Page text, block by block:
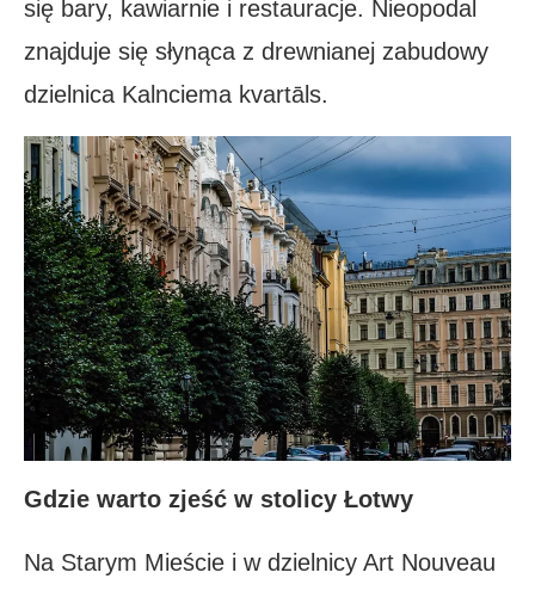
się bary, kawiarnie i restauracje. Nieopodal
znajduje się słynąca z drewnianej zabudowy
dzielnica Kalnciema kvartāls.
Gdzie warto zjeść w stolicy Łotwy
Na Starym Mieście i w dzielnicy Art Nouveau